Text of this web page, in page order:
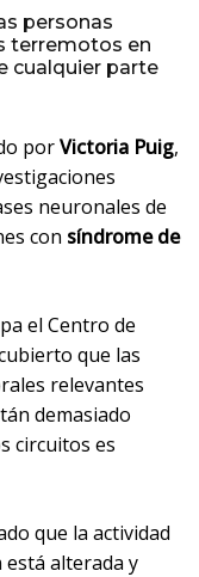
personas
terremotos en
cualquier parte
porVictoria Puig,
neuronales de
con síndrome de
el Centro de
que las
relevantes
demasiado
circuitos es
que la actividad
alterada y